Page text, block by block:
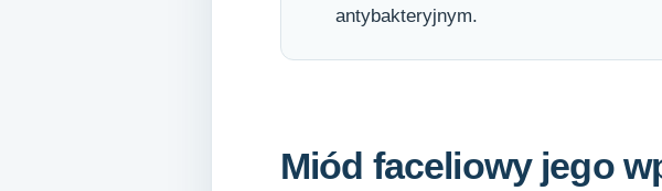
antybakteryjnym.
Miód faceliowy jego